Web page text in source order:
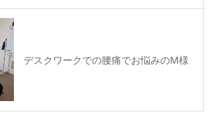
デスクワークでの腰痛でお悩みのM様